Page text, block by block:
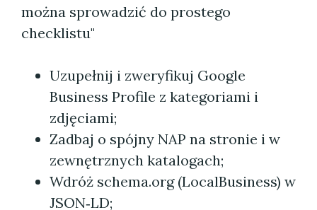
można sprowadzić do prostego
checklistu"
Uzupełnij i zweryfikuj Google
Business Profile z kategoriami i
zdjęciami;
Zadbaj o spójny NAP na stronie i w
zewnętrznych katalogach;
Wdróż schema.org (LocalBusiness) w
JSON‑LD;